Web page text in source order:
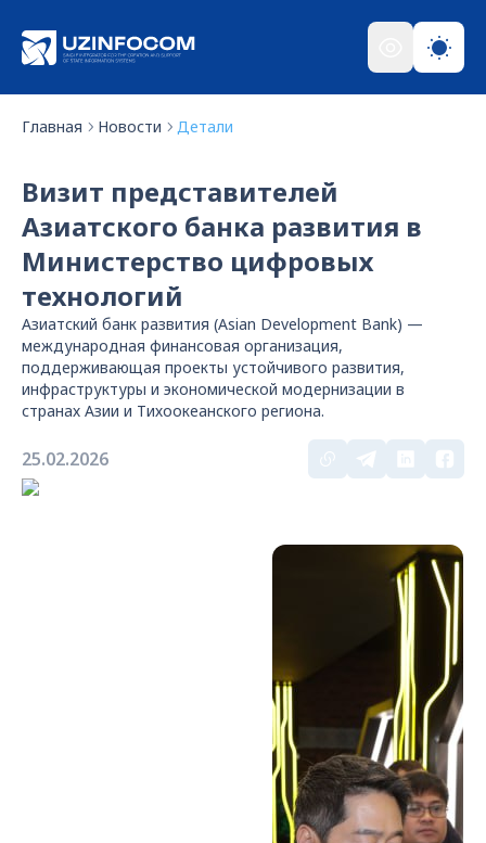
Главная Новости Детали
Визит представителей
Азиатского банка развития в
Министерство цифровых
технологий
Азиатский банк развития (Asian Development Bank) —
международная финансовая организация,
поддерживающая проекты устойчивого развития,
инфраструктуры и экономической модернизации в
странах Азии и Тихоокеанского региона.
25.02.2026